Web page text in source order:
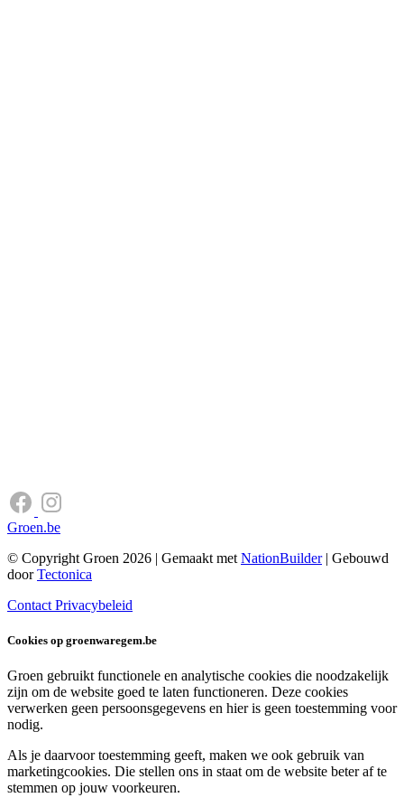
Groen.be
© Copyright Groen 2026 | Gemaakt met NationBuilder| Gebouwd
doorTectonica
Contact Privacybeleid
Cookies op groenwaregem.be
Groen gebruikt functionele en analytische cookies die noodzakelijk
zijn om de website goed te laten functioneren. Deze cookies
verwerken geen persoonsgegevens en hier is geen toestemming voor
nodig.
Als je daarvoor toestemming geeft, maken we ook gebruik van
marketingcookies. Die stellen ons in staat om de website beter af te
stemmen op jouw voorkeuren.